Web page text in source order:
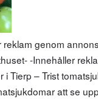
genom
-Innehåller
i Tierp – Trist
att se